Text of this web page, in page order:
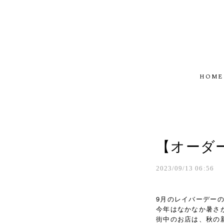
HOME
【オー
2023/09/13 06:56
9月のレイバーデー
今年はなかなか暑さ
街中のお店は、秋の